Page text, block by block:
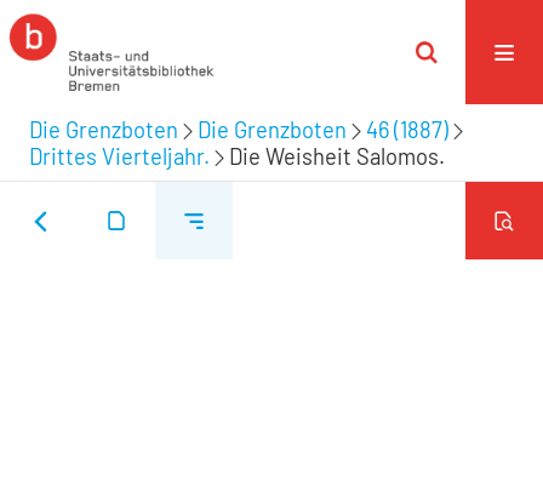
Die Grenzboten Die Grenzboten
46 (1887)
Drittes Vierteljahr.
Die Weisheit Salomos.